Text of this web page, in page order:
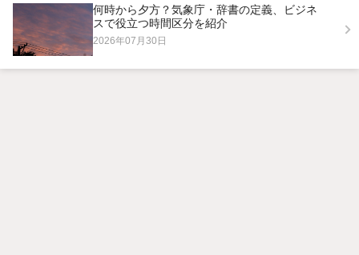
何時から夕方？気象庁・辞書の定義、ビジネ
スで役立つ時間区分を紹介
2026年07月30日